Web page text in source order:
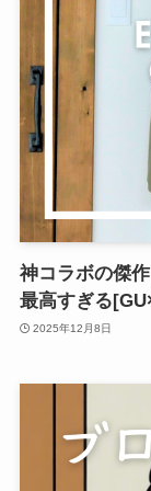
神コラボの傑
最高すぎる
2025年12月8日